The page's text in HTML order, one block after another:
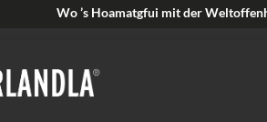
Wo ’s Hoamatgfui mit der